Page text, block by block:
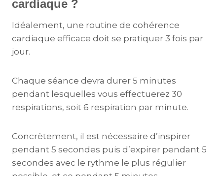
cardiaque ?
Idéalement, une routine de cohérence
cardiaque efficace doit se pratiquer 3 fois par
jour.
Chaque séance devra durer 5 minutes
pendant lesquelles vous effectuerez 30
respirations, soit 6 respiration par minute.
Concrètement, il est nécessaire d’inspirer
pendant 5 secondes puis d’expirer pendant 5
secondes avec le rythme le plus régulier